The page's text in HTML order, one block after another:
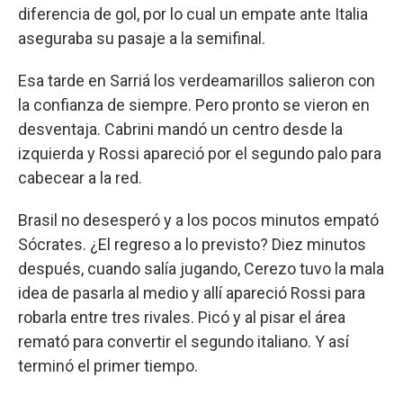
diferencia de gol, por lo cual un empate ante Italia
aseguraba su pasaje a la semifinal.
Esa tarde en Sarriá los verdeamarillos salieron con
la confianza de siempre. Pero pronto se vieron en
desventaja. Cabrini mandó un centro desde la
izquierda y Rossi apareció por el segundo palo para
cabecear a la red.
Brasil no desesperó y a los pocos minutos empató
Sócrates. ¿El regreso a lo previsto? Diez minutos
después, cuando salía jugando, Cerezo tuvo la mala
idea de pasarla al medio y allí apareció Rossi para
robarla entre tres rivales. Picó y al pisar el área
remató para convertir el segundo italiano. Y así
terminó el primer tiempo.